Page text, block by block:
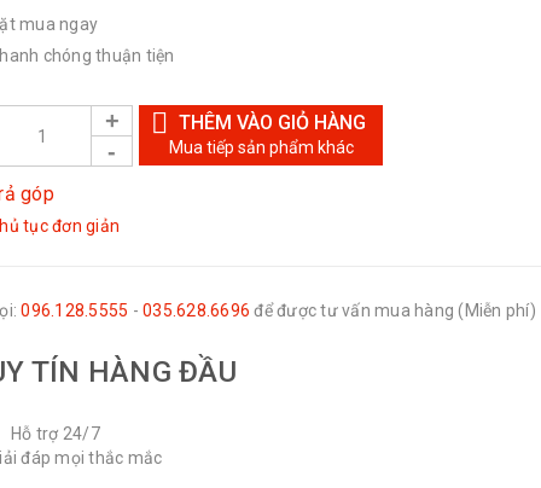
mua ngay
chóng thuận tiện
THÊM VÀO GIỎ HÀNG
Mua tiếp sản phẩm khác
góp
tục đơn giản
096.128.5555 - 035.628.6696 để được tư vấn mua hàng (Miễn phí)
TÍN HÀNG ĐẦU
Hỗ trợ 24/7
đáp mọi thắc mắc